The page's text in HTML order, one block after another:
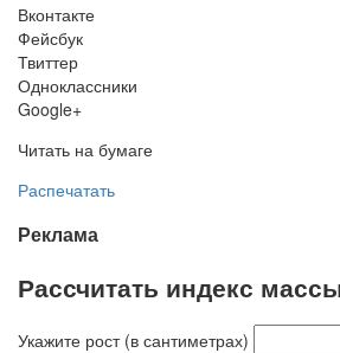
Вконтакте
Фейсбук
Твиттер
Одноклассники
Google+
Читать на бумаге
Распечатать
Реклама
Рассчитать индекс
Укажите рост (в сантиметрах)